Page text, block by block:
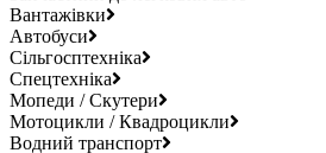
Вантажівки
Автобуси
Сільгосптехніка
Спецтехніка
Мопеди / Скутери
Мотоцикли / Квадроцикли
Водний транспорт